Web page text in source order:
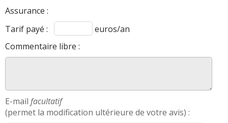
Assurance :
Tarif payé :
euros/an
Commentaire libre :
E-mail facultatif
(permet la modification ultérieure de votre avis) :